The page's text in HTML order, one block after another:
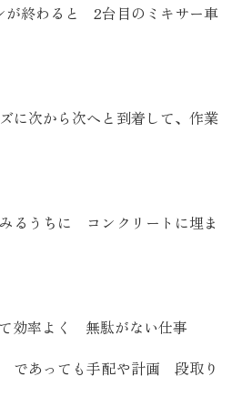
が終わると 2台目のミキサー車
に次から次へと到着して、作業
るうちに コンクリートに埋ま
効率よく 無駄がない仕事
あっても手配や計画 段取り